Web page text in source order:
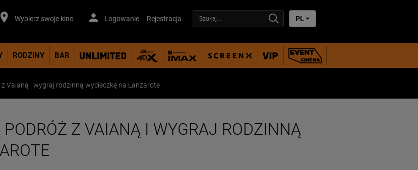
Wybierz swoje kino Logowanie Rejestracja PL
RODZINY BAR
Vaianą i wygraj rodzinną wycieczkę na Lanzarote
Z VAIANĄ I WYGRAJ RODZINNĄ